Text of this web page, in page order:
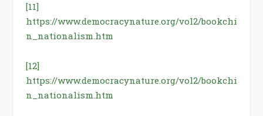
[11]
https://www.democracynature.org/vol2/bookchi
n_nationalism.htm
[12]
https://www.democracynature.org/vol2/bookchi
n_nationalism.htm